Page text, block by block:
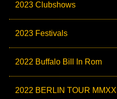
2023 Clubshows
2023 Festivals
2022 Buffalo Bill In Rom
2022 BERLIN TOUR MMXXII